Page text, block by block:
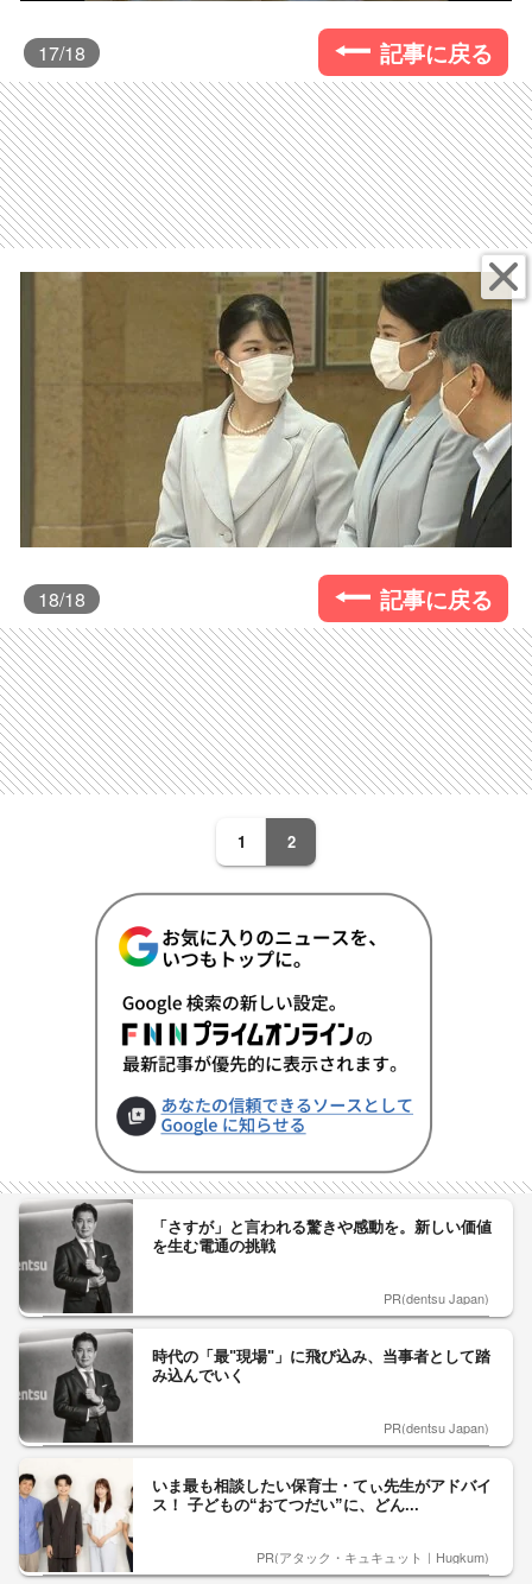
17/18 記事に戻る
18/18 記事に戻る
1 2
「さすが」と言われる驚きや感動を。新しい価値
を生む電通の挑戦
PR(dentsu Japan)
時代の「最"現場"」に飛び込み、当事者として踏
み込んでいく
PR(dentsu Japan)
いま最も相談したい保育士・てぃ先生がアドバイ
ス！ 子どもの“おてつだい”に、どん...
PR(アタック・キュキュット｜Hugkum)